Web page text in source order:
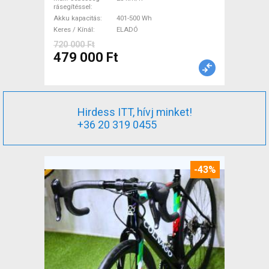
rásegítéssel
Akku kapacitás
401-500 Wh
Keres / Kínál
ELADÓ
720 000 Ft
479 000 Ft
Hirdess ITT, hívj minket!
+36 20 319 0455
-43%